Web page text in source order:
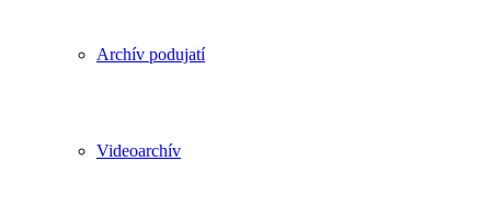
Archív podujatí
Videoarchív